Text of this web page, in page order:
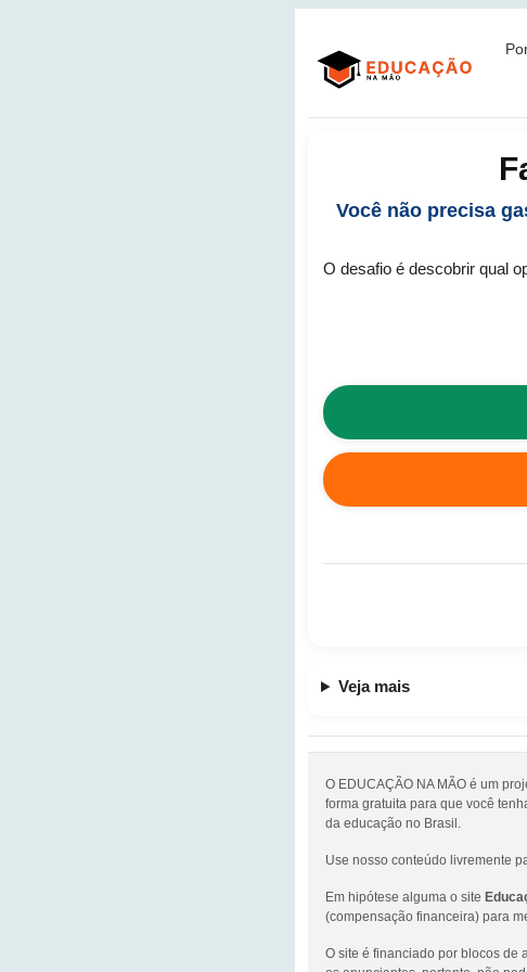
Você não precisa
O desafio é descobrir qual
Veja mais
O EDUCAÇÃO NA MÃO é um
forma gratuita para que você
da educação no Brasil.
Use nosso conteúdo livremente
Em hipótese alguma o site
(compensação financeira) para
O site é financiado por blocos de